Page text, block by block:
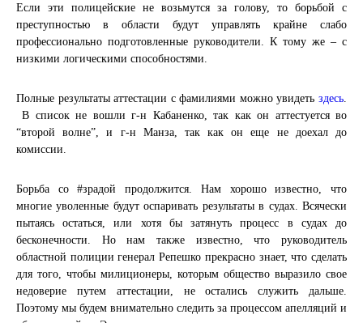
Если эти полицейские не возьмутся за голову, то борьбой с
преступностью в области будут управлять крайне слабо
профессионально подготовленные руководители. К тому же – с
низкими логическими способностями.
Полные результаты аттестации с фамилиями можно увидеть здесь.
В список не вошли г-н Кабаненко, так как он аттестуется во
“второй волне”, и г-н Манза, так как он еще не доехал до
комиссии.
Борьба со #зрадой продолжится. Нам хорошо известно, что
многие уволенные будут оспаривать результаты в судах. Всячески
пытаясь остаться, или хотя бы затянуть процесс в судах до
бесконечности. Но нам также известно, что руководитель
областной полиции генерал Репешко прекрасно знает, что сделать
для того, чтобы милиционеры, которым общество выразило свое
недоверие путем аттестации, не остались служить дальше.
Поэтому мы будем внимательно следить за процессом апелляций и